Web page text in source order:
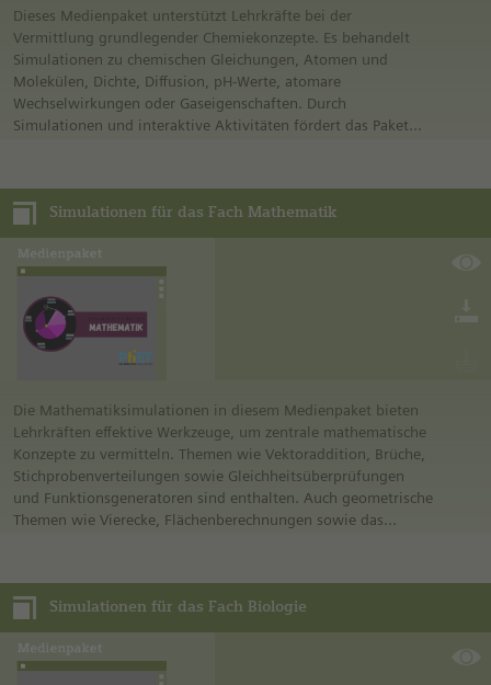
Handreichung zur Erstellung eines Padlet-Impulsarchivs.
Dieses Medienpaket unterstützt Lehrkräfte bei der
Vermittlung grundlegender Chemiekonzepte. Es behandelt
Simulationen zu chemischen Gleichungen, Atomen und
Molekülen, Dichte, Diffusion, pH-Werte, atomare
Wechselwirkungen oder Gaseigenschaften. Durch
Simulationen und interaktive Aktivitäten fördert das Paket
Simulationen für das Fach Mathematik
Die Mathematiksimulationen in diesem Medienpaket bieten
Lehrkräften effektive Werkzeuge, um zentrale mathematische
Konzepte zu vermitteln. Themen wie Vektoraddition, Brüche,
Stichprobenverteilungen sowie Gleichheitsüberprüfungen
und Funktionsgeneratoren sind enthalten. Auch geometrische
Themen wie Vierecke, Flächenberechnungen sowie das
Ohmschen Gesetz und zur Projektilbewegung . Mit
interaktiven Simulationen und praxisnahen Übungen zielt
dieses Paket darauf ab, das tiefere Verständnis für
mathematische und physikalische Zusammenhänge zu
vertiefen und Schülerinnen und Schüler aktiv in den
Simulationen für das Fach Biologie